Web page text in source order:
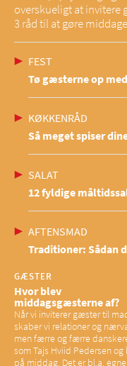
overskueligt at invitere
3 råd til at gøre
FEST
Tø gæsterne op
KØKKENRÅD
Så meget spiser
SALAT
12 fyldige
AFTENSMAD
Traditioner: Sådan
GÆSTER
Hvor blev
middagsgæsterne af?
Når vi inviterer gæster til
skaber vi relationer og
men færre og færre
som Tajs Hviid Pedersen og
på middag. Det er bl.a.